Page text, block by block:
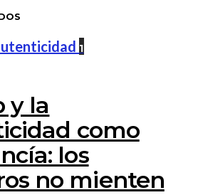
1
y la
como
los
no mienten